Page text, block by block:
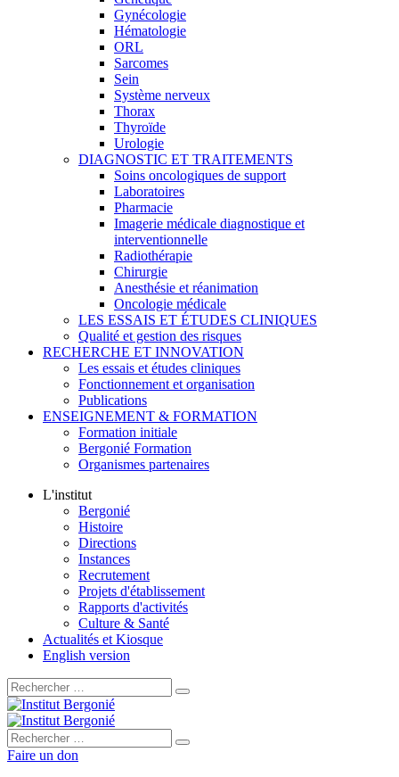
Gynécologie
Hématologie
ORL
Sarcomes
Sein
Système nerveux
Thorax
Thyroïde
Urologie
DIAGNOSTIC ET TRAITEMENTS
Soins oncologiques de support
Laboratoires
Pharmacie
Imagerie médicale diagnostique et
interventionnelle
Radiothérapie
Chirurgie
Anesthésie et réanimation
Oncologie médicale
LES ESSAIS ET ÉTUDES CLINIQUES
Qualité et gestion des risques
RECHERCHE ET INNOVATION
Les essais et études cliniques
Fonctionnement et organisation
Publications
ENSEIGNEMENT & FORMATION
Formation initiale
Bergonié Formation
Organismes partenaires
L'institut
Bergonié
Histoire
Directions
Instances
Recrutement
Projets d'établissement
Rapports d'activités
Culture & Santé
Actualités et Kiosque
English version
Rechercher :
Rechercher :
Faire un don